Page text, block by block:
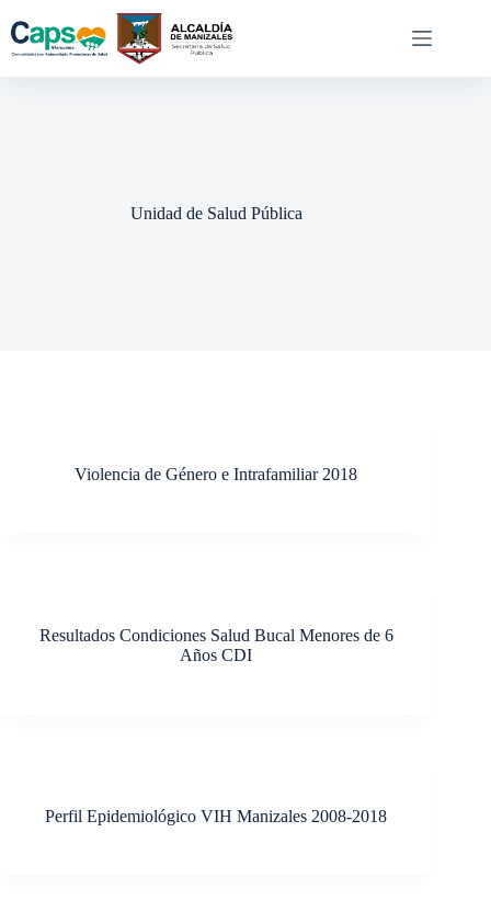
contenido
Unidad de Salud Pública
Violencia de Género e Intrafamiliar 2018
Resultados Condiciones Salud Bucal Menores de 6
Años CDI
Perfil Epidemiológico VIH Manizales 2008-2018